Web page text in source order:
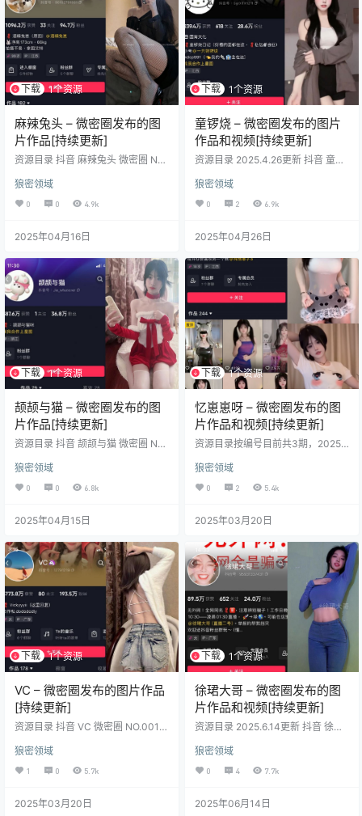
下载 1个资源
麻辣兔头 – 微密圈发布的图
片作品[持续更新]
资源目录 抖音 麻辣兔头 微密圈 NO.
微密圈 NO.002期 【68P3V】 抖音
麻辣兔头 微密圈 NO.003期 【110P
2V】 抖音 麻辣兔头 微密圈 NO.004
圈 NO.005期 【134P2V】 抖音 麻
V】 抖音 麻辣兔头 微密圈 NO.007
期 【1…
狼密领域
0 0 4.9k
2025年04月16日
下载 1个资源
童锣烧 – 微密圈发布的图片
作品和视频[持续更新]
资源目录 2025.4.26更新 抖音 童锣
音 童锣烧 微密圏 NO.029期【8P5
V】 抖音 童锣烧 微密圏 NO.027期
【2P6V】 抖音 童锣烧 微密圏 NO.0
O.023期【5P5V】 抖音 童锣烧 微
烧 微密圏 NO.020期【9P2V】 抖音
童锣烧 微密圏…
狼密领域
0 2 6.9k
2025年04月26日
下载 1个资源
颉颉与猫 – 微密圈发布的图
片作品[持续更新]
资源目录 抖音 颉颉与猫 微密圈 NO.
密圈 NO.002期 【18P2V】 抖音 颉
颉与猫 微密圈 NO.004期 【9P14
V】 抖音 颉颉与猫 微密圈 NO.005
NO.006期 【10P3V】 抖音 颉颉与
狼密领域
0 0 6.8k
2025年04月15日
下载 1个资源
忆崽崽呀 – 微密圈发布的图
片作品和视频[持续更新]
资源目录按编号目前共3期，2025.
狼密领域
0 2 5.4k
2025年03月20日
下载 1个资源
VC – 微密圈发布的图片作品
[持续更新]
资源目录 抖音 VC 微密圈 NO.001期
2期 【15P3V】 抖音 VC 微密圈 N
O.003期 【16P2V】 抖音 VC 微密
圈 NO.004期 【13P】
狼密领域
1 0 5.7k
2025年03月20日
下载 1个资源
徐珺大哥 – 微密圈发布的图
片作品和视频[持续更新]
资源目录 2025.6.14更新 抖音 徐珺
徐珺大哥 微密圏 NO.030期【16P】
抖音 徐珺大哥 微密圏 NO.029期【3
6P】 抖音 徐珺大哥 微密圈 NO.029
O.028期【40P】 抖音 徐珺大哥 微
狼密领域
0 4 7.7k
2025年06月14日